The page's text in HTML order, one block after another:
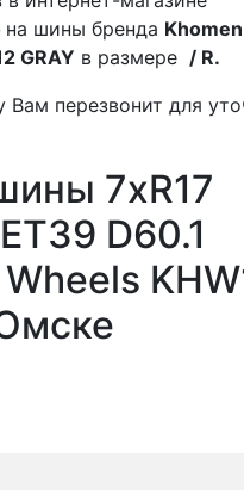
на шины бренда
GRAY в размере / R.
перезвонит для
7xR17
D60.1